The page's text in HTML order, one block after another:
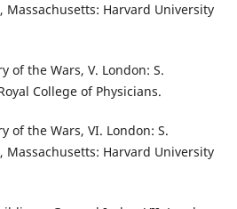
Massachusetts: Harvard University
of the Wars, V. London: S.
College of Physicians.
of the Wars, VI. London: S.
Massachusetts: Harvard University